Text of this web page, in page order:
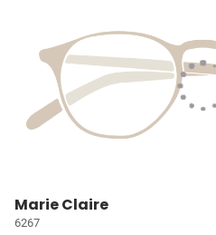
Marie Claire
6267